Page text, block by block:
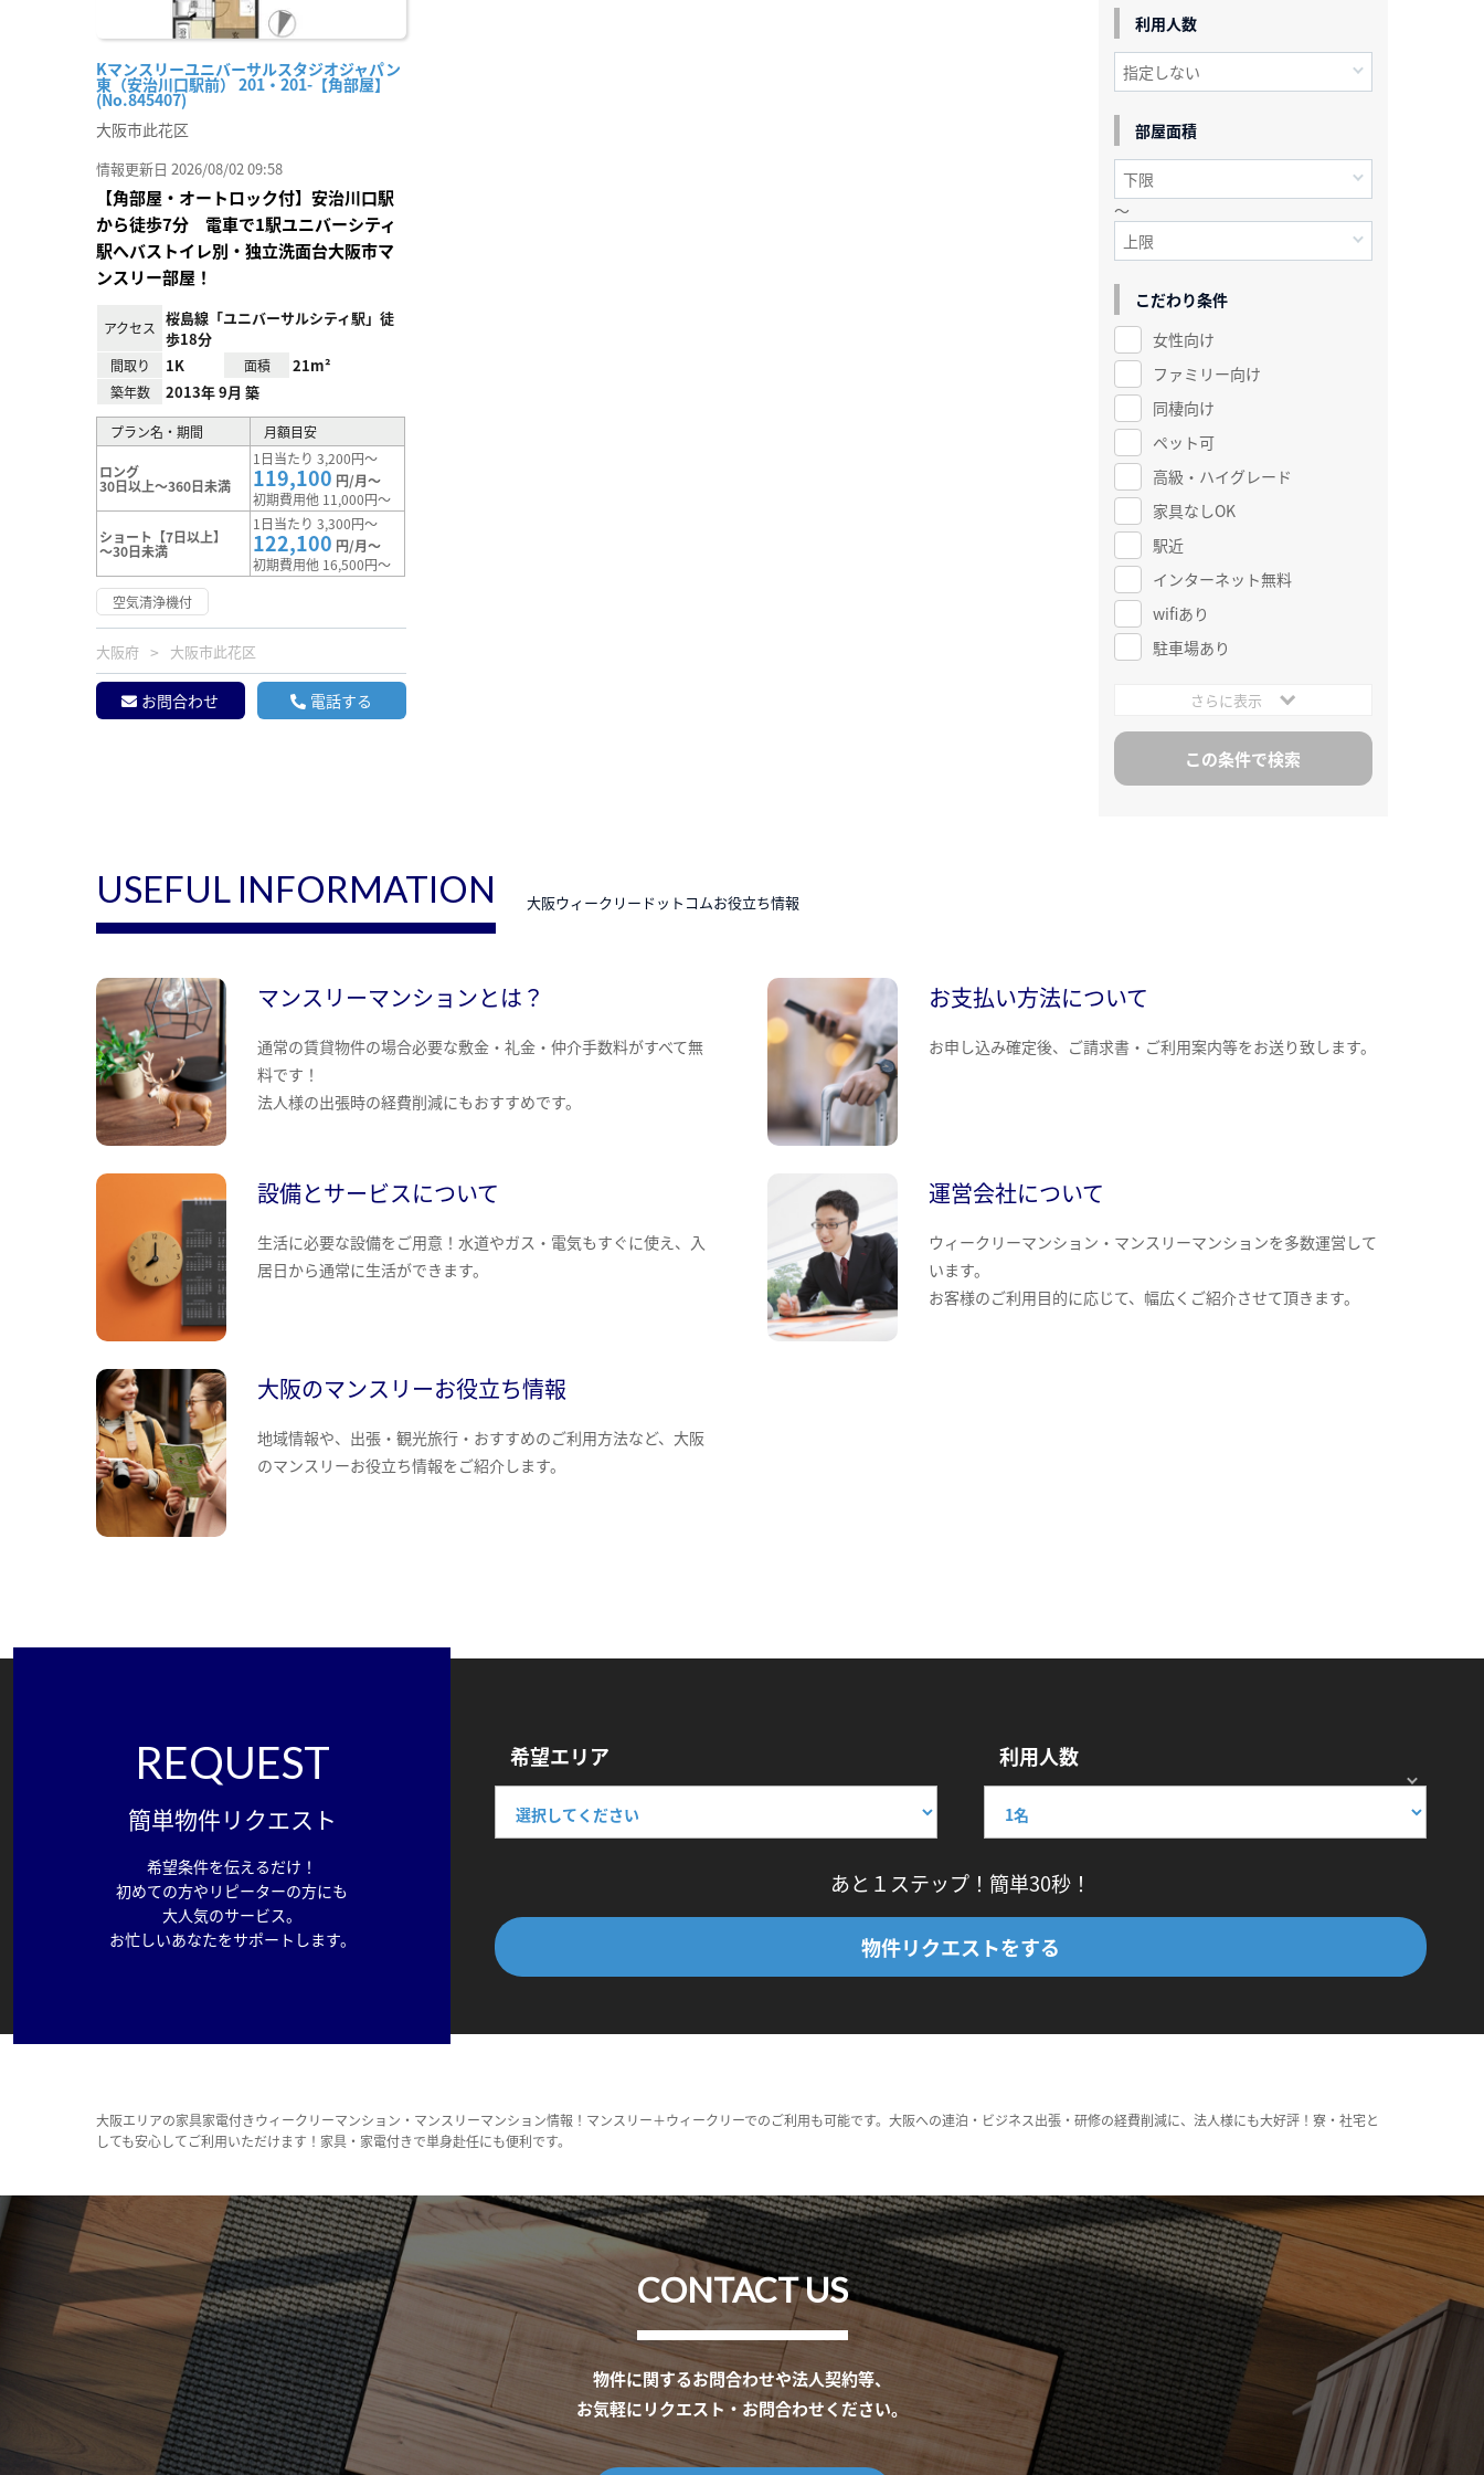
Kマンスリーユニバーサルスタジオジャパン
東（安治川口駅前） 201・201-【角部屋】
(No.845407)
大阪市此花区
情報更新日 2026/08/02 09:58
【角部屋・オートロック付】安治川口駅
から徒歩7分 電車で1駅ユニバーシティ
駅へバストイレ別・独立洗面台大阪市マ
ンスリー部屋！
アクセス
桜島線「ユニバーサルシティ駅」徒
歩18分
間取り 1K 面積 21m²
築年数 2013年 9月 築
プラン名・期間 月額目安
ロング
30日以上～360日未満
1日当たり 3,200円～
119,100 円/月～
初期費用他 11,000円～
ショート【7日以上】
～30日未満
1日当たり 3,300円～
122,100 円/月～
初期費用他 16,500円～
空気清浄機付
大阪府 大阪市此花区
お問合わせ 電話する
利用人数
部屋面積
～
こだわり条件
女性向け
ファミリー向け
同棲向け
ペット可
高級・ハイグレード
家具なしOK
駅近
インターネット無料
wifiあり
駐車場あり
さらに表示
USEFUL INFORMATION 大阪ウィークリードットコムお役立ち情報
マンスリーマンションとは？
通常の賃貸物件の場合必要な敷金・礼金・仲介手数料がすべて無
料です！
法人様の出張時の経費削減にもおすすめです。
お支払い方法について
お申し込み確定後、ご請求書・ご利用案内等をお送り致します。
設備とサービスについて
生活に必要な設備をご用意！水道やガス・電気もすぐに使え、入
居日から通常に生活ができます。
運営会社について
ウィークリーマンション・マンスリーマンションを多数運営して
います。
お客様のご利用目的に応じて、幅広くご紹介させて頂きます。
大阪のマンスリーお役立ち情報
地域情報や、出張・観光旅行・おすすめのご利用方法など、大阪
のマンスリーお役立ち情報をご紹介します。
REQUEST
簡単物件リクエスト
希望条件を伝えるだけ！
初めての方やリピーターの方にも
大人気のサービス。
お忙しいあなたをサポートします。
希望エリア 利用人数
あと１ステップ！簡単30秒！
物件リクエストをする
大阪エリアの家具家電付きウィークリーマンション・マンスリーマンション情報！マンスリー＋ウィークリーでのご利用も可能です。大阪への連泊・ビジネス出張・研修の経費削減に、法人様にも大好評！寮・社宅と
しても安心してご利用いただけます！家具・家電付きで単身赴任にも便利です。
CONTACT US
物件に関するお問合わせや法人契約等、
お気軽にリクエスト・お問合わせください。